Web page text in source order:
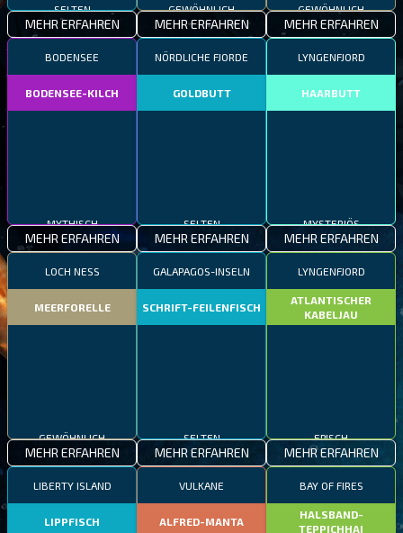
SELTEN
MEHR ERFAHREN
GEWÖHNLICH
MEHR ERFAHREN
GEWÖHNLICH
MEHR ERFAHREN
BODENSEE
BODENSEE-KILCH
MYTHISCH
MEHR ERFAHREN
NÖRDLICHE FJORDE
GOLDBUTT
SELTEN
MEHR ERFAHREN
LYNGENFJORD
HAARBUTT
MYSTERIÖS
MEHR ERFAHREN
LOCH NESS
MEERFORELLE
GEWÖHNLICH
MEHR ERFAHREN
GALAPAGOS-INSELN
SCHRIFT-FEILENFISCH
SELTEN
MEHR ERFAHREN
LYNGENFJORD
ATLANTISCHER
KABELJAU
EPISCH
MEHR ERFAHREN
LIBERTY ISLAND
LIPPFISCH
VULKANE
ALFRED-MANTA
BAY OF FIRES
HALSBAND-
TEPPICHHAI